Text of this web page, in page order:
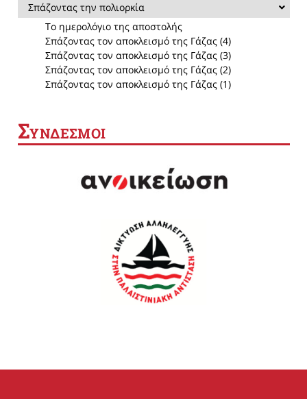
Σπάζοντας την πολιορκία
Το ημερολόγιο της αποστολής
Σπάζοντας τον αποκλεισμό της Γάζας (4)
Σπάζοντας τον αποκλεισμό της Γάζας (3)
Σπάζοντας τον αποκλεισμό της Γάζας (2)
Σπάζοντας τον αποκλεισμό της Γάζας (1)
ΣΥΝΔΕΣΜΟΙ